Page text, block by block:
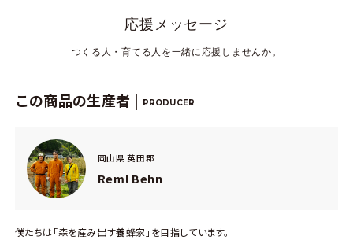
応援メッセージ
つくる人・育てる人を一緒に応援しませんか。
この商品の生産者 | PRODUCER
岡山県 英田郡
Reml Behn
僕たちは「森を産み出す養蜂家」を目指しています。